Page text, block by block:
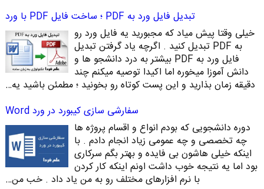
تبدیل فایل ورد به PDF ؛ ساخت فایل PDF با ورد
خیلی وقتا پیش میاد که مجبورید یه فایل ورد رو
به PDF تبدیل کنید . اگرچه یاد گرفتن تبدیل
فایل ورد به PDF بیشتر به درد دانشجو ها و
دانش آموزا میخوره اما اکیدا توصیه میکنم چند
دقیقه زمان بذارید و این پست کوتاه رو بخونید ؛ مطمئن باشید یه…
سفارشی سازی کیبورد در ورد Word
دوره دانشجویی که بودم انواع و اقسام پروژه ها
چه تخصصی و چه عمومی زیاد انجام دادم . با
اینکه خیلی هاشون بی فایده و بهتر بگم سرکاری
بود اما یه نتیجه خوب داشت اونم اینکه کار کردن
با نرم افزارهای مختلف رو به من یاد داد . خب من…